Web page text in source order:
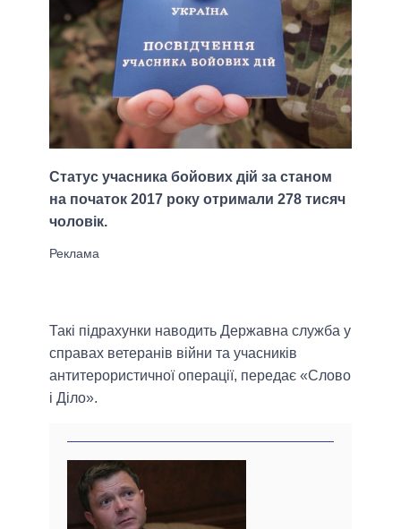
Статус учасника бойових дій за станом
на початок 2017 року отримали 278 тисяч
чоловік.
Такі підрахунки наводить Державна служба у
справах ветеранів війни та учасників
антитерористичної операції, передає «Слово
і Діло».